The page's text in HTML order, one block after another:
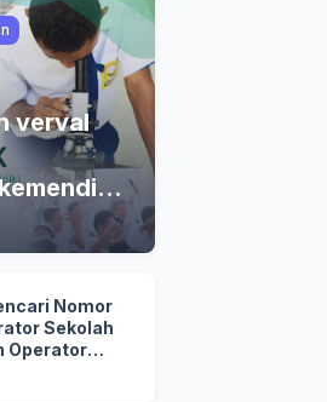
verval
Nomor
Sekolah
Operator
Data